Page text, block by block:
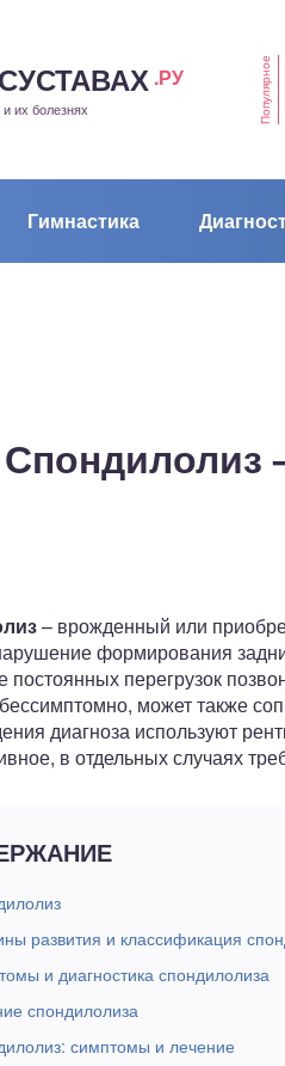
.РУ
их болезнях Популярное
Гимнастика
– врожденный или
формирования
постоянных перегрузок
может также
диагноза используют
в отдельных случаях
развития и классификация
и диагностика спондилолиза
спондилолиза
симптомы и лечение